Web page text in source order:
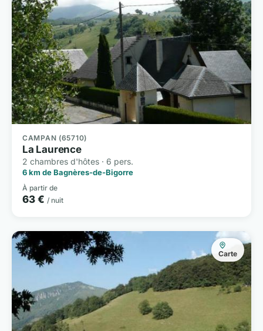
CAMPAN (65710)
La Laurence
2 chambres d'hôtes · 6 pers.
6 km de Bagnères-de-Bigorre
À partir de
63 € / nuit
Carte